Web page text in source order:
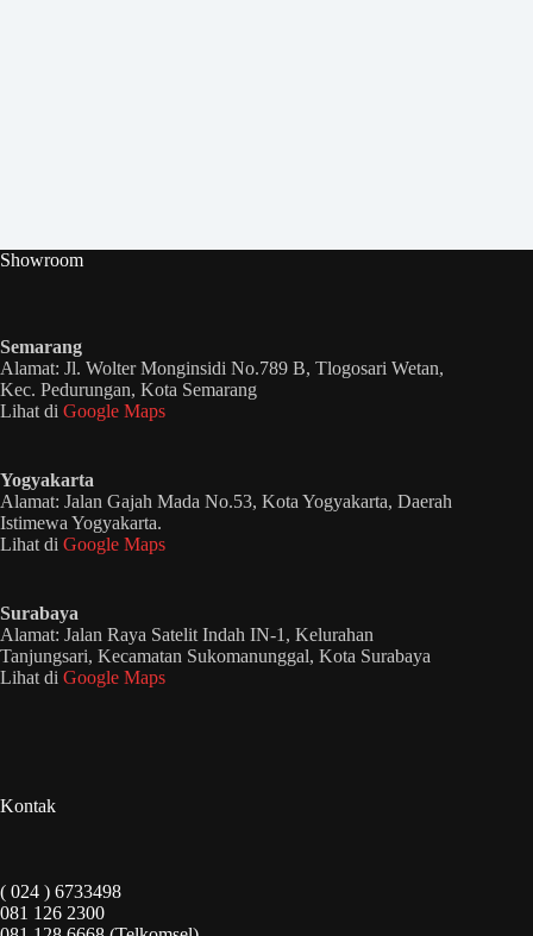
Showroom
Semarang
Alamat: Jl. Wolter Monginsidi No.789 B, Tlogosari Wetan,
Kec. Pedurungan, Kota Semarang
Lihat di Google Maps
Yogyakarta
Alamat: Jalan Gajah Mada No.53, Kota Yogyakarta, Daerah
Istimewa Yogyakarta.
Lihat di Google Maps
Surabaya
Alamat: Jalan Raya Satelit Indah IN-1, Kelurahan
Tanjungsari, Kecamatan Sukomanunggal, Kota Surabaya
Lihat di Google Maps
Kontak
( 024 ) 6733498
081 126 2300